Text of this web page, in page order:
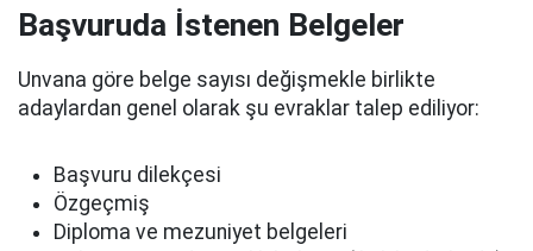
Başvuruda İstenen Belgeler
Unvana göre belge sayısı değişmekle birlikte
adaylardan genel olarak şu evraklar talep ediliyor:
Başvuru dilekçesi
Özgeçmiş
Diploma ve mezuniyet belgeleri